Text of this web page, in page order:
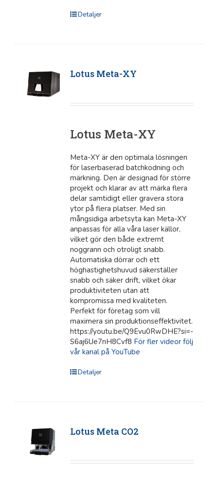
Detaljer
Lotus Meta-XY
Lotus Meta-XY
Meta-XY är den optimala lösningen
för laserbaserad batchkodning och
märkning. Den är designad för större
projekt och klarar av att märka flera
delar samtidigt eller gravera stora
ytor på flera platser. Med sin
mångsidiga arbetsyta kan Meta-XY
anpassas för alla våra laser källor,
vilket gör den både extremt
noggrann och otroligt snabb.
Automatiska dörrar och ett
höghastighetshuvud säkerställer
snabb och säker drift, vilket ökar
produktiviteten utan att
kompromissa med kvaliteten.
Perfekt för företag som vill
maximera sin produktionseffektivitet.
https://youtu.be/Q9Evu0RwDHE?si=-
S6aj6Ue7nH8Cvf8 För fler videor följ
vår kanal på YouTube
Detaljer
Lotus Meta CO2